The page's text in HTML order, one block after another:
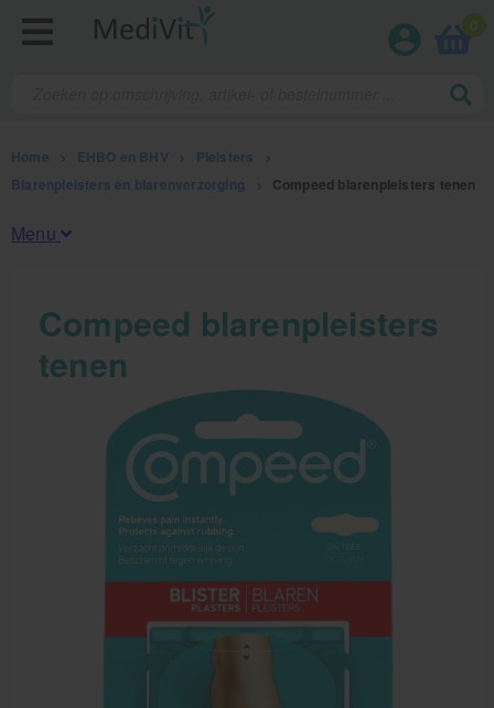
0
Home EHBO en BHV Pleisters
Blarenpleisters en blarenverzorging
Compeed blarenpleisters tenen
Menu
Fysiotherapieproducten
Verbruiksmaterialen
Massagetafels
EHBO en BHV
Verbandtrommels
Pleisters
Compeed blarenpleisters
tenen